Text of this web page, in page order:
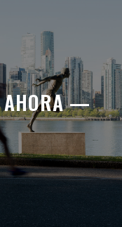
AHORA —